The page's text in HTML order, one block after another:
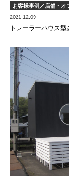
お客様事例／店舗・オ
2021.12.09
トレーラーハウス